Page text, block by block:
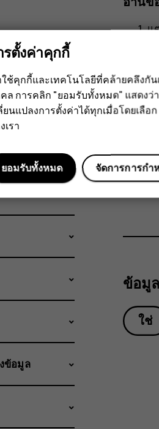
แ
ตอบก
แ
เ
ข้อมู
ใช่
ข้อมูล
รตั้งค่าคุกกี้
ใช้คุกกี้และเทคโนโลยีที่คล้ายคลึง
ล การคลิก "ยอมรับทั้งหมด" แสดง
ยนแปลงการตั้งค่าได้ทุกเมื่อโดยเลือ
เรา
จัดการการก
ยอมรับทั้งหมด